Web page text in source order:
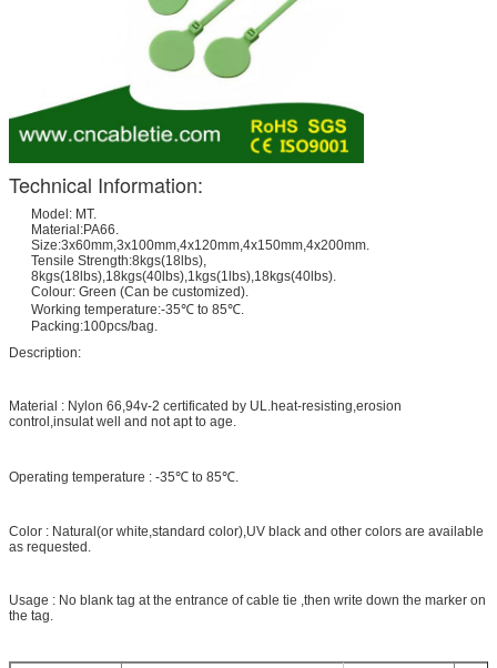
Technical Information:
Model: MT.
Material:PA66.
Size:3x60mm,3x100mm,4x120mm,4x150mm,4x200mm.
Tensile Strength:8kgs(18lbs),
8kgs(18lbs),18kgs(40lbs),1kgs(1lbs),18kgs(40lbs).
Colour: Green (Can be customized).
Working temperature:-35℃ to 85℃.
Packing:100pcs/bag.
Description:
Material : Nylon 66,94v-2 certificated by UL.heat-resisting,erosion
control,insulat well and not apt to age.
Operating temperature : -35℃ to 85℃.
Color : Natural(or white,standard color),UV black and other colors are available
as requested.
Usage : No blank tag at the entrance of cable tie ,then write down the marker on
the tag.